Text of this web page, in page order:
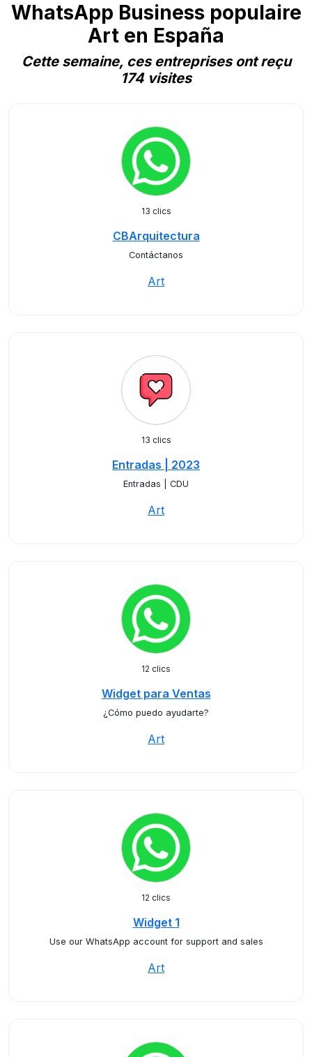
WhatsApp Business populaire
Art en España
Cette semaine, ces entreprises ont reçu
174 visites
13 clics
CBArquitectura
Contáctanos
Art
13 clics
Entradas | 2023
Entradas | CDU
Art
12 clics
Widget para Ventas
¿Cómo puedo ayudarte?
Art
12 clics
Widget 1
Use our WhatsApp account for support and sales
Art